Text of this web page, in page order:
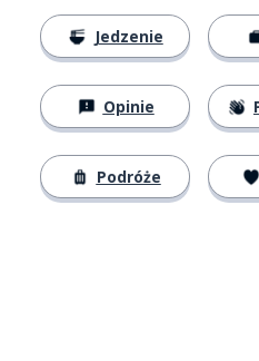
Jedzenie
Opinie
Podróże